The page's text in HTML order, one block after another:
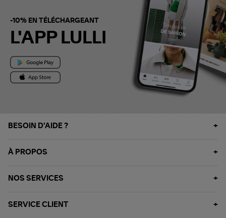
-10% EN TÉLÉCHARGEANT
L'APP LULLI
BESOIN D'AIDE ?
À PROPOS
NOS SERVICES
SERVICE CLIENT